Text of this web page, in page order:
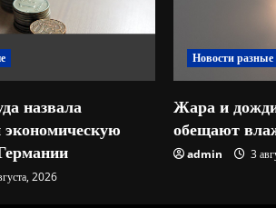
назвала
экономическую
2026
Новости разные
Жара и
обещают
admin 3